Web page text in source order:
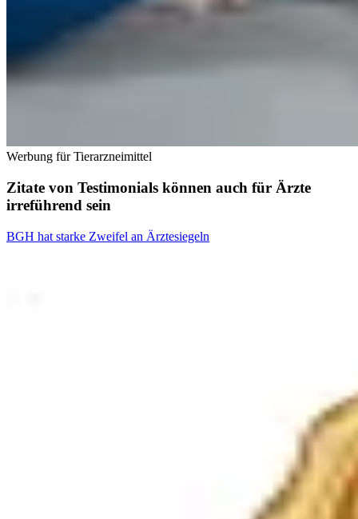
Werbung für Tierarzneimittel
Zitate von Testimonials können auch für Ärzte
irreführend sein
BGH hat starke Zweifel an Ärztesiegeln